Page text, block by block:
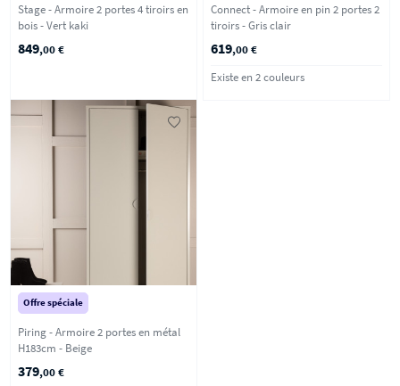
Stage - Armoire 2 portes 4 tiroirs en
bois - Vert kaki
849,00 €
Connect - Armoire en pin 2 portes 2
tiroirs - Gris clair
619,00 €
Existe en 2 couleurs
Offre spéciale
Piring - Armoire 2 portes en métal
H183cm - Beige
379,00 €